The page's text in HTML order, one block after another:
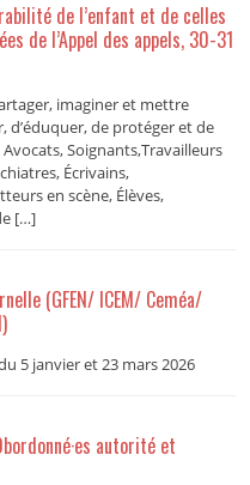
de l’enfant et de celles
de l’Appel des appels, 30-31
imaginer et mettre
d’éduquer, de protéger et de
Soignants,Travailleurs
Écrivains,
en scène, Élèves,
[…]
(GFEN/ ICEM/ Ceméa/
5 janvier et 23 mars 2026
autorité et